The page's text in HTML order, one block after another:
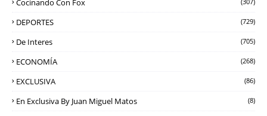
Cocinando Con Fox
DEPORTES (729)
De Interes (705)
ECONOMÍA (268)
EXCLUSIVA (86)
En Exclusiva By Juan Miguel Matos (8)